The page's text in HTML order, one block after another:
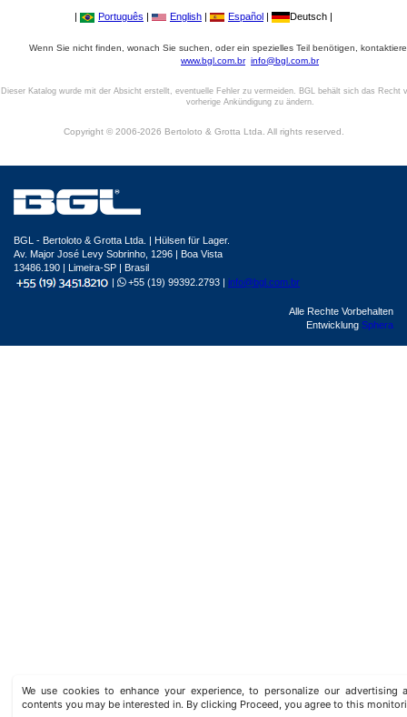
| Português | English | Español | Deutsch |
Wenn Sie nicht finden, wonach Sie suchen, oder ein spezielles Teil benötigen,
www.bgl.com.br info@bgl.com.br
Dieser Katalog wurde mit der Absicht erstellt, eventuelle Fehler zu vermeiden. BGL behält sich das Recht
vorherige Ankündigung zu ändern.
Copyright © 2006-2026 Bertoloto & Grotta Ltda. All rights reserved.
We use cookies to enhance your experience, to personalize our advertising
contents you may be interested in. By clicking Proceed, you agree to this
BGL - Bertoloto & Grotta Ltda. | Hülsen für Lager.
Av. Major José Levy Sobrinho, 1296 | Boa Vista
13486.190 | Limeira-SP | Brasil
|
+55 (19) 99392.2793 | info@bgl.com.br
Alle Rechte Vorbehalten
Entwicklung Sphera